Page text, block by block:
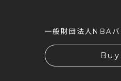
一般財団法人NBAバ